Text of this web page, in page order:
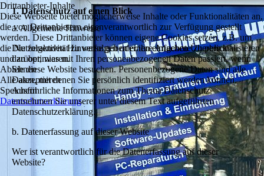
1. Datenschutz auf einen Blick
a. Allgemeine Hinweise
Die folgenden Hinweise geben einen einfachen Überblick
darüber, was mit Ihren personenbezogenen Daten passiert, wenn
Sie diese Website besuchen. Personenbezogene Daten sind alle
Daten, mit denen Sie persönlich identifiziert werden können.
Ausführliche Informationen zum Thema Datenschutz
entnehmen Sie unserer unter diesem Text aufgeführten
Datenschutzerklärung.
b. Datenerfassung auf dieser Website
Wer ist verantwortlich für die Datenerfassung auf dieser
Website?
Drittanbieter-Inhalte
Diese Webseite bietet möglicherweise Inhalte oder Funktionalitäten an,
die von Drittanbietern eigenverantwortlich zur Verfügung gestellt
werden. Diese Drittanbieter können eigene Cookies setzen, z.B. um
die Nutzeraktivität zu verfolgen oder ihre Angebote zu personalisieren
und zu optimieren.
Ablehnen
Alle akzeptieren
Speichern
Datenschutzerklärung